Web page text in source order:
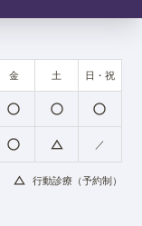
金 土 日・祝
radio_button_unchecked radio_button_unchecked radio_button_unchecked
radio_button_unchecked change_history ／
change_history 行動診療（予約制）